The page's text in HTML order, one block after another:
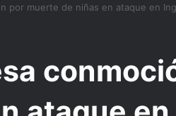
por muerte de niñas en ataque en